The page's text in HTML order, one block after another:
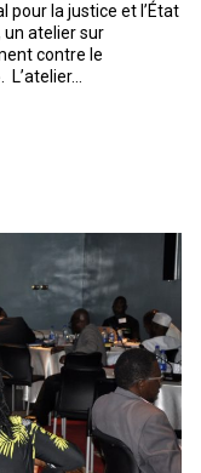
pour la justice et l’État
un atelier sur
contre le